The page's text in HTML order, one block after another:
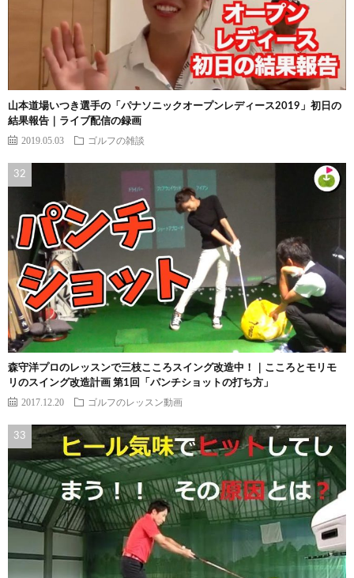
山本道場いつき選手の「パナソニックオープンレディース2019」初日の
結果報告｜ライブ配信の録画
2019.05.03 ゴルフの雑談
森守洋プロのレッスンで三枝こころスイング改造中！｜こころとモリモ
リのスイング改造計画 第1回「パンチショットの打ち方」
2017.12.20 ゴルフのレッスン動画